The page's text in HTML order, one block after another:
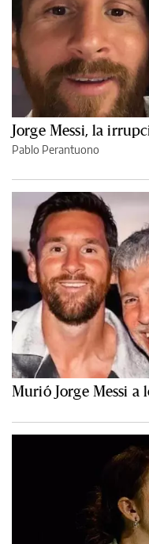
Jorge Messi, la
Pablo Perantuono
Murió Jorge Messi a